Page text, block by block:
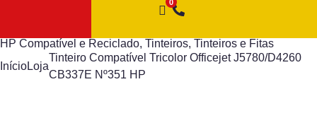
HP Compatível e Reciclado, Tinteiros, Tinteiros e Fitas
InícioLoja
Tinteiro Compatível Tricolor Officejet J5780/D4260
CB337E Nº351 HP